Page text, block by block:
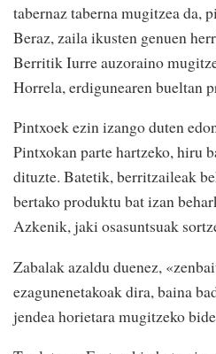
tabernaz taberna mugitzea da,
Beraz, zaila ikusten genuen
Berritik Iurre auzoraino
Horrela, erdigunearen bueltan
Pintxoek ezin izango duten
Pintxokan parte hartzeko, hiru
dituzte. Batetik, berritzaileak
bertako produktu bat izan
Azkenik, jaki osasuntsuak
Zabalak azaldu duenez,
ezagunenetakoak dira, baina
jendea horietara mugitzeko